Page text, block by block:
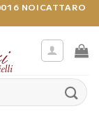
NOICATTARO